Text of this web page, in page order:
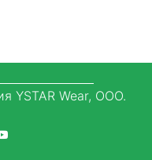
YSTAR Wear, ООО.